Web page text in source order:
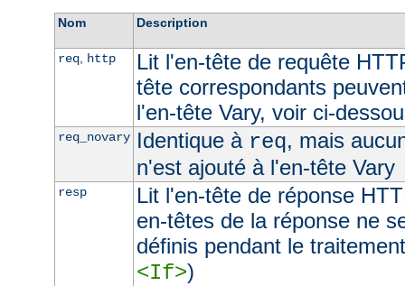
Nom Description
req, http
Lit l'en-tête de requête
tête correspondants
l'en-tête Vary, voir ci-
req_novary Identique à req, mais
n'est ajouté à l'en-tête Vary
resp
Lit l'en-tête de réponse
en-têtes de la réponse ne
définis pendant le
<If>)